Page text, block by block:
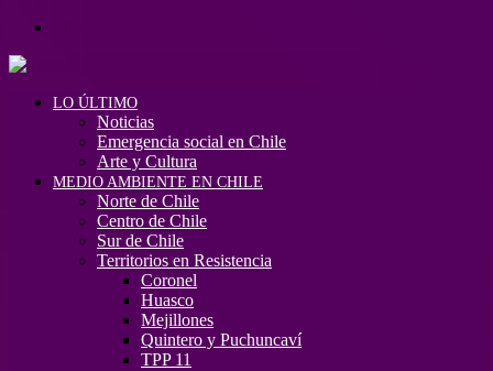
LO ÚLTIMO
Noticias
Emergencia social en Chile
Arte y Cultura
MEDIO AMBIENTE EN CHILE
Norte de Chile
Centro de Chile
Sur de Chile
Territorios en Resistencia
Coronel
Huasco
Mejillones
Quintero y Puchuncaví
TPP 11